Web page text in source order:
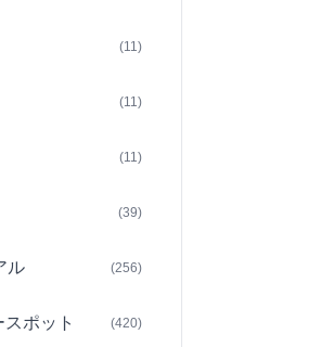
(11)
(11)
(11)
(39)
ル (256)
ポット (420)